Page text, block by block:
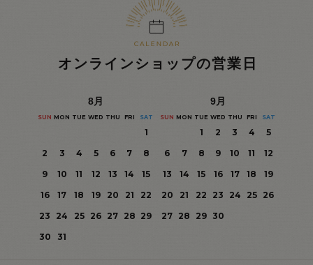
オンラインショップの営業日
8月
SUN MON TUE WED THU FRI SAT
1
2
3 4 5 6 7
8
9
10 11 12 13 14
15
16
17 18 19 20 21
22
23
24 25 26 27 28 29
30
31
9月
SUN MON TUE WED THU FRI SAT
1 2 3 4
5
6
7 8 9 10 11
12
13
14 15 16 17 18
19
20
21 22 23 24 25
26
27 28 29 30